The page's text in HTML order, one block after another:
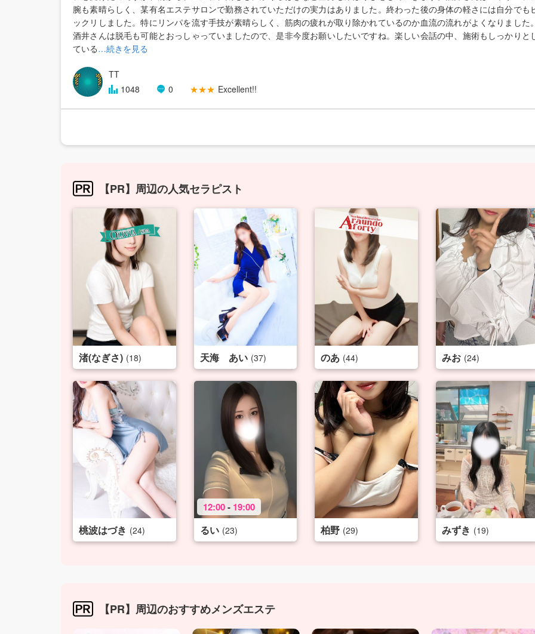
腕も素晴らしく、某有名エステサロンで勤務されていただけの実力はありました。終わった後の身体の軽さには自分でも
ックリしました。特にリンパを流す手技が素晴らしく、筋肉の疲れが取り除かれているのか血流の流れがよくなりました。
酒井さんは脱毛も可能とおっしゃっていましたので、是非今度お願いしたいですね。楽しい会話の中、施術もしっかりと
ている…続きを見る
TT
1048
0 ★★★ Excellent!!
【PR】周辺の人気セラピスト
渚(なぎさ) (18) 天海 あい (37) のあ (44) みお (24)
桃波はづき (24)
12:00 - 19:00
るい (23) 柏野 (29) みずき (19)
【PR】周辺のおすすめメンズエステ